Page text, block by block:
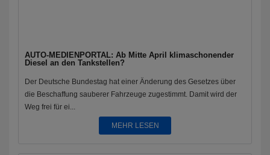
AUTO-MEDIENPORTAL: Ab Mitte April klimaschonender
Diesel an den Tankstellen?
Der Deutsche Bundestag hat einer Änderung des Gesetzes über
die Beschaffung sauberer Fahrzeuge zugestimmt. Damit wird der
Weg frei für ei...
MEHR LESEN